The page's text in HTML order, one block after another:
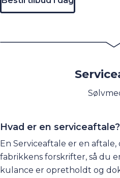
bekvemmeligheden ved at
månedlige betalinger.
Hvad er en serviceaftale?
En Serviceaftale er en aftale,
fabrikkens forskrifter, så du
kulance er opretholdt og